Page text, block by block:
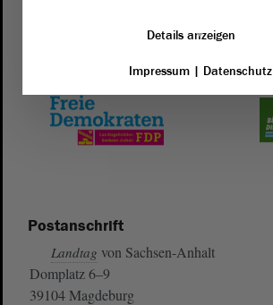
Postanschrift
Landtag von Sachsen-Anhalt
Domplatz 6–9
39104 Magdeburg
Details anzeigen
Impressum| Datenschutz